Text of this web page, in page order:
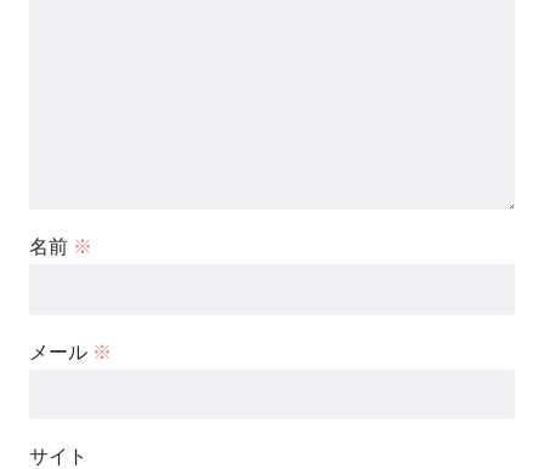
名前 ※
メール ※
サイト